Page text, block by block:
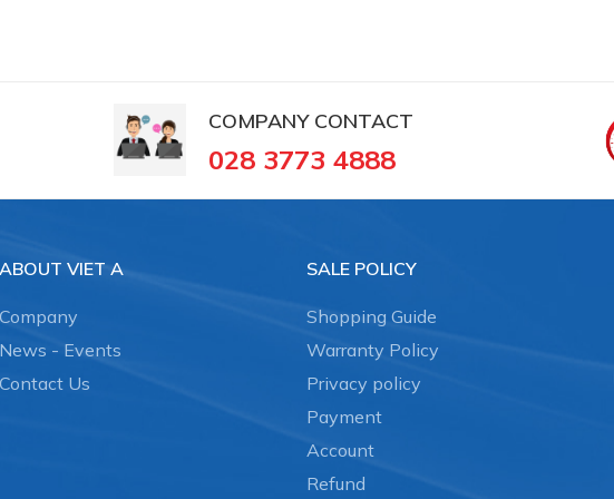
- Germany tại Việt Nam
Giác hút chân không Schmalz, Suction cup, Chụp hút
nhiều mảng khác nhau:
trợ tư vấn về
Núm Hút Chân Không
COMPANY CONTACT
028 3773 4888
ABOUT VIET A
Company
News - Events
Contact Us
SALE POLICY
Shopping Guide
Warranty Policy
Privacy policy
Payment
Account
Refund